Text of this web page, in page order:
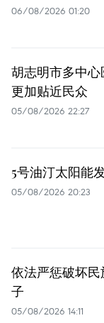
06/08/2026 01:20
胡志明市多中
更加贴近民众
05/08/2026 22:27
5号油汀太阳能
05/08/2026 20:23
依法严惩破坏
子
05/08/2026 14:11